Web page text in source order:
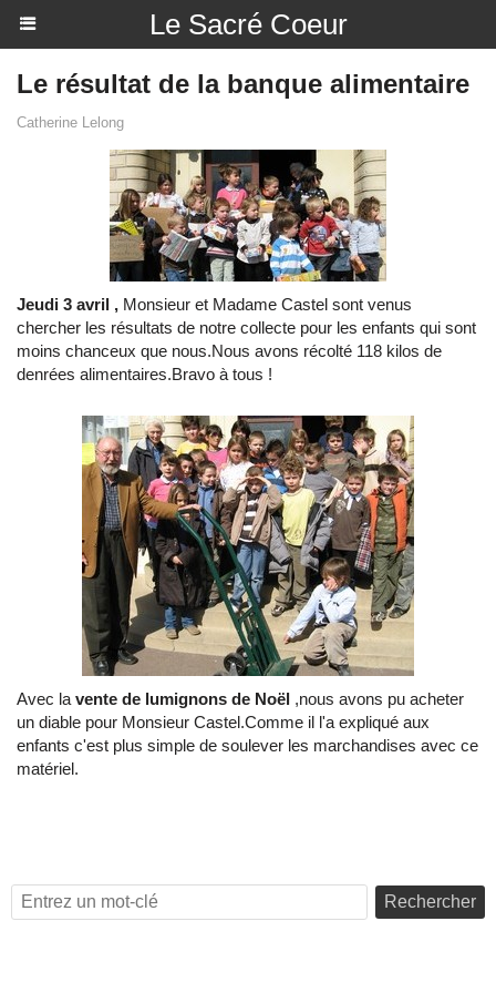
Le Sacré Coeur
Le résultat de la banque alimentaire
Catherine Lelong
Jeudi 3 avril , Monsieur et Madame Castel sont venus
chercher les résultats de notre collecte pour les enfants qui sont
moins chanceux que nous.Nous avons récolté 118 kilos de
denrées alimentaires.Bravo à tous !
Avec la vente de lumignons de Noël ,nous avons pu acheter
un diable pour Monsieur Castel.Comme il l'a expliqué aux
enfants c'est plus simple de soulever les marchandises avec ce
matériel.
Rechercher